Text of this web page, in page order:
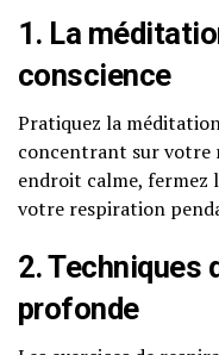
1. La
conscience
Pratiquez la
concentrant sur votre
endroit calme, fermez
votre respiration
2. Techniques
profonde